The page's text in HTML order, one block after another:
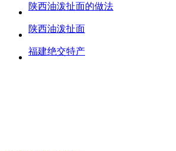
陕西油泼扯面的做法
陕西油泼扯面
福建绝交特产